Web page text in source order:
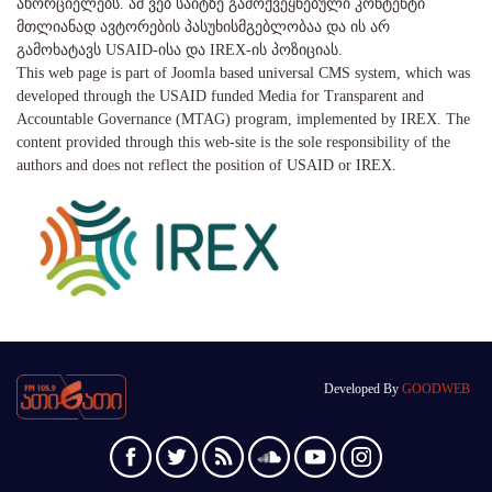
ახორციელებს. ამ ვებ საიტზე გამოქვეყნებული კონტენტი
მთლიანად ავტორების პასუხისმგებლობაა და ის არ
გამოხატავს USAID-ისა და IREX-ის პოზიციას.
This web page is part of Joomla based universal CMS system, which was
developed through the USAID funded Media for Transparent and
Accountable Governance (MTAG) program, implemented by IREX. The
content provided through this web-site is the sole responsibility of the
authors and does not reflect the position of USAID or IREX.
Developed By GOODWEB